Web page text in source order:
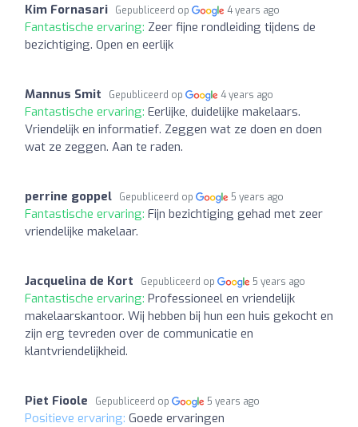
Kim Fornasari Gepubliceerd op 4 years ago
Fantastische ervaring: Zeer fijne rondleiding tijdens de
bezichtiging. Open en eerlijk
Mannus Smit Gepubliceerd op 4 years ago
Fantastische ervaring: Eerlijke, duidelijke makelaars.
Vriendelijk en informatief. Zeggen wat ze doen en doen
wat ze zeggen. Aan te raden.
perrine goppel Gepubliceerd op 5 years ago
Fantastische ervaring: Fijn bezichtiging gehad met zeer
vriendelijke makelaar.
Jacquelina de Kort Gepubliceerd op 5 years ago
Fantastische ervaring: Professioneel en vriendelijk
makelaarskantoor. Wij hebben bij hun een huis gekocht en
zijn erg tevreden over de communicatie en
klantvriendelijkheid.
Piet Fioole Gepubliceerd op 5 years ago
Positieve ervaring: Goede ervaringen